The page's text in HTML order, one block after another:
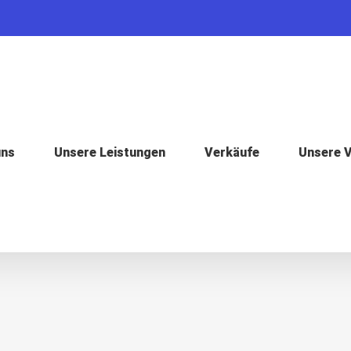
Unsere Leistungen Verkäufe Unsere